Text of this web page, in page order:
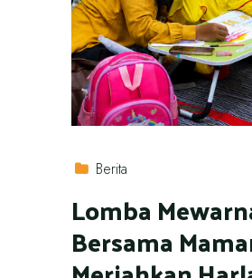
Berita
Lomba
Bersama